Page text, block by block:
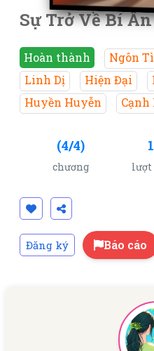
Sự Trở Về Bí
Hoàn thành Ngôn
Linh Dị
Hiện Đại
Huyền Huyễn
Cạnh
(4/4)
chương lượt
Đăng ký Báo cáo